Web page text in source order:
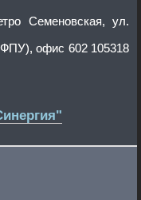
Семеновская, ул.
офис 602 105318